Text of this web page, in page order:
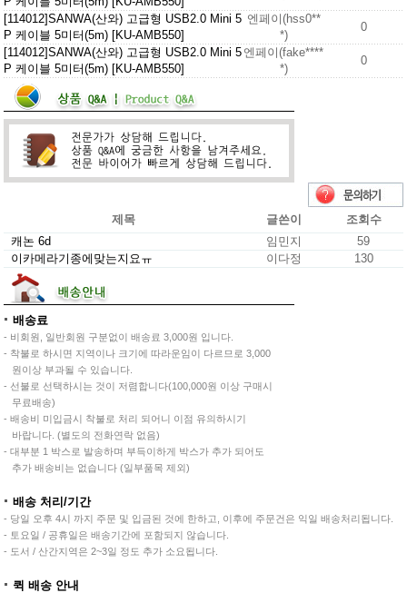
[114012]SANWA(산와) 고급형 USB2.0 Mini 5
P 케이블 5미터(5m) [KU-AMB550]
엔페이(hss0**
*)
0
[114012]SANWA(산와) 고급형 USB2.0 Mini 5
P 케이블 5미터(5m) [KU-AMB550]
엔페이(fake****
*)
0
제목 글쓴이
조회수
캐논 6d
임민지
59
이카메라기종에맞는지요ㅠ
이다정 130
배송료
- 비회원, 일반회원 구분없이 배송료 3,000원 입니다.
- 착불로 하시면 지역이나 크기에 따라운임이 다르므로 3,000
원이상 부과될 수 있습니다.
- 선불로 선택하시는 것이 저렴합니다(100,000원 이상 구매시
무료배송)
- 배송비 미입금시 착불로 처리 되어니 이점 유의하시기
바랍니다. (별도의 전화연락 없음)
- 대부분 1 박스로 발송하며 부득이하게 박스가 추가 되어도
추가 배송비는 없습니다 (일부품목 제외)
배송 처리/기간
- 당일 오후 4시 까지 주문 및 입금된 것에 한하고, 이후에 주문건은 익일 배송처리됩니다.
- 토요일 / 공휴일은 배송기간에 포함되지 않습니다.
- 도서 / 산간지역은 2~3일 정도 추가 소요됩니다.
퀵 배송 안내